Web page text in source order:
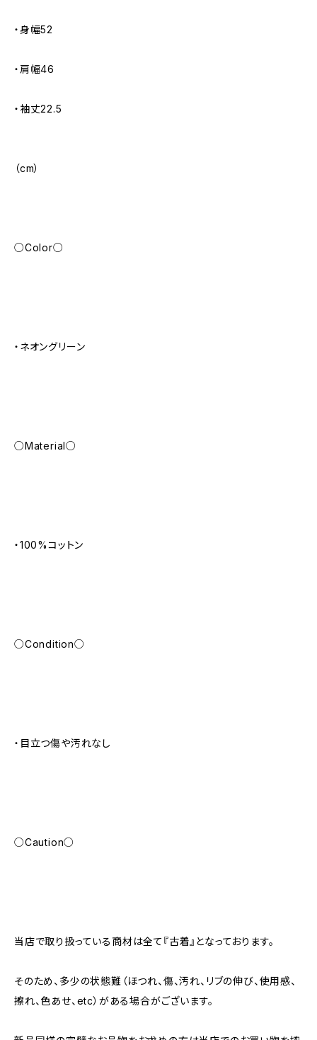
・身幅52
・肩幅46
・袖丈22.5
（cm）
○Color○
・ネオングリーン
○Material○
・100%コットン
○Condition○
・目立つ傷や汚れなし
○Caution○
当店で取り扱っている商材は全て『古着』となっております。
そのため、多少の状態難（ほつれ、傷、汚れ、リブの伸び、使用感、
擦れ、色あせ、etc）がある場合がございます。